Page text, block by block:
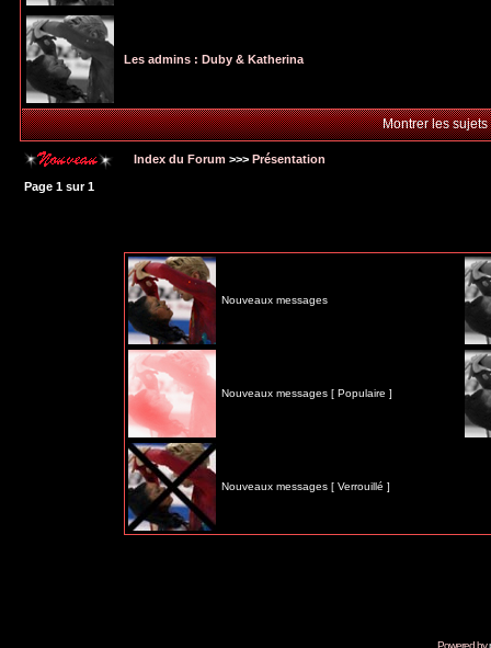
Les admins : Duby & Katherina
Montrer les
Index du Forum >>> Présentation
Page 1 sur1
Nouveaux messages
Nouveaux messages [ Populaire ]
Nouveaux messages [ Verrouillé ]
Powered by